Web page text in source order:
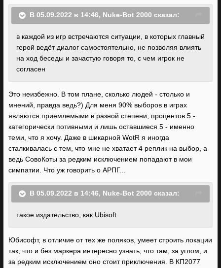
В 05.09.2022 в 14:46, Nuke-Bot 2000 сказал:
в каждой из игр встречаются ситуации, в которых главный
герой ведёт диалог самостоятельно, не позволяя влиять
на ход беседы и зачастую говоря то, с чем игрок не
согласен
Это неизбежно. В том плане, сколько людей - столько и
мнений, правда ведь?) Для меня 90% выборов в играх
являются приемлемыми в разной степени, процентов 5 -
категорически потивными и лишь оставшиеся 5 - именно
теми, что я хочу. Даже в шикарной WotR я иногда
сталкивалась с тем, что мне не хватает 4 реплик на выбор, а
ведь СовоКоты за редким исключением попадают в мои
симпатии. Что уж говорить о АРПГ...
В 05.09.2022 в 14:46, Nuke-Bot 2000 сказал:
такое издательство, как Ubisoft
Юбисофт, в отличие от тех же поляков, умеет строить локации
так, что и без маркера интересно узнать, что там, за углом, и
за редким исключением оно стоит приключения. В КП2077